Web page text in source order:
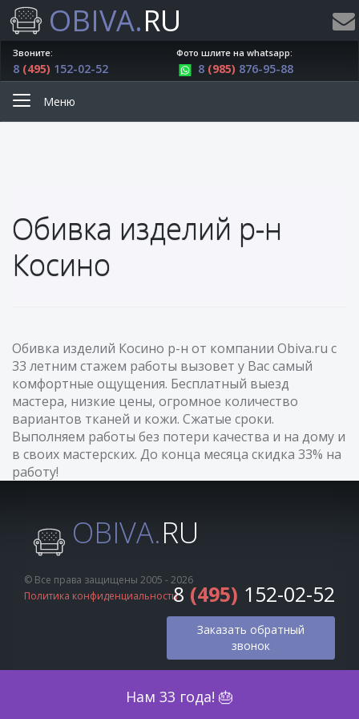
OBIVA.RU
Нам 33 года! 🎂
Звоните:
8 (495) 152-02-52
Фото шлите на whatsapp:
8 (985) 876-95-88
Меню
Обивка изделий р-н
Косино
Обивка изделий Косино р-н от компании Obiva.ru с
33 летним стажем работы вызовет у Вас самый
комфортные ощущения. Бесплатный выезд
мастера, низкие цены, огромное количество
вариантов тканей и кожи. Сжатые сроки.
Выполняем работы без потери качества и на дому и
в своих мастерских. До конца месяца скидка 33% на
работу!
OBIVA.RU
© Все права защищены 2005 - 2026
Политика конфиденциальности8 (495) 152-02-52
Заказать обратный
звонок